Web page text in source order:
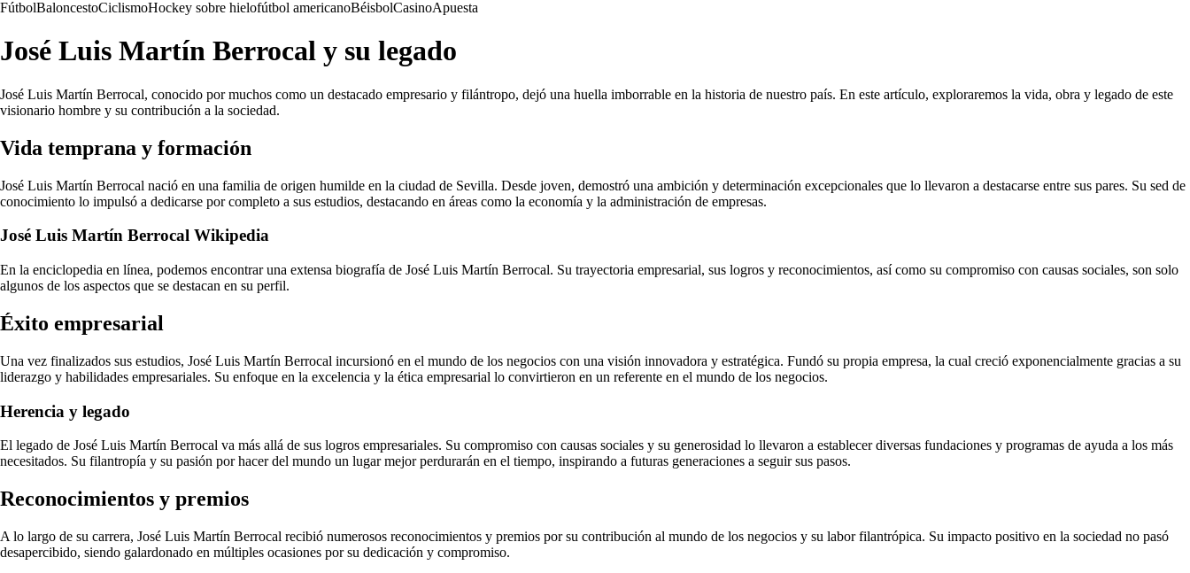
FútbolBaloncestoCiclismoHockey sobre hielofútbol americanoBéisbolCasinoApuesta
José Luis Martín Berrocal y su legado
José Luis Martín Berrocal, conocido por muchos como un destacado empresario y filántropo, dejó una huella imborrable en la historia de nuestro país. En este artículo, exploraremos la vida, obra y legado de este
visionario hombre y su contribución a la sociedad.
Vida temprana y formación
José Luis Martín Berrocal nació en una familia de origen humilde en la ciudad de Sevilla. Desde joven, demostró una ambición y determinación excepcionales que lo llevaron a destacarse entre sus pares. Su sed de
conocimiento lo impulsó a dedicarse por completo a sus estudios, destacando en áreas como la economía y la administración de empresas.
José Luis Martín Berrocal Wikipedia
En la enciclopedia en línea, podemos encontrar una extensa biografía de José Luis Martín Berrocal. Su trayectoria empresarial, sus logros y reconocimientos, así como su compromiso con causas sociales, son solo
algunos de los aspectos que se destacan en su perfil.
Éxito empresarial
Una vez finalizados sus estudios, José Luis Martín Berrocal incursionó en el mundo de los negocios con una visión innovadora y estratégica. Fundó su propia empresa, la cual creció exponencialmente gracias a su
liderazgo y habilidades empresariales. Su enfoque en la excelencia y la ética empresarial lo convirtieron en un referente en el mundo de los negocios.
Herencia y legado
El legado de José Luis Martín Berrocal va más allá de sus logros empresariales. Su compromiso con causas sociales y su generosidad lo llevaron a establecer diversas fundaciones y programas de ayuda a los más
necesitados. Su filantropía y su pasión por hacer del mundo un lugar mejor perdurarán en el tiempo, inspirando a futuras generaciones a seguir sus pasos.
Reconocimientos y premios
A lo largo de su carrera, José Luis Martín Berrocal recibió numerosos reconocimientos y premios por su contribución al mundo de los negocios y su labor filantrópica. Su impacto positivo en la sociedad no pasó
desapercibido, siendo galardonado en múltiples ocasiones por su dedicación y compromiso.